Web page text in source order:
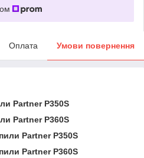
Оплата Умови повернення
Partner P350S
Partner P360S
Partner P350S
Partner P360S